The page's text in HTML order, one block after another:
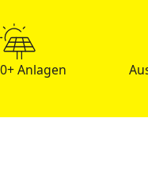
Anlagen